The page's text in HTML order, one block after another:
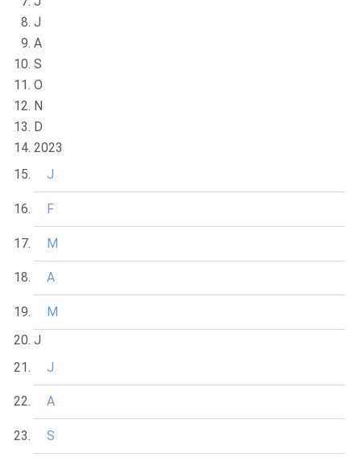
J
A
S
O
N
D
2023
J
F
M
A
M
J
J
A
S